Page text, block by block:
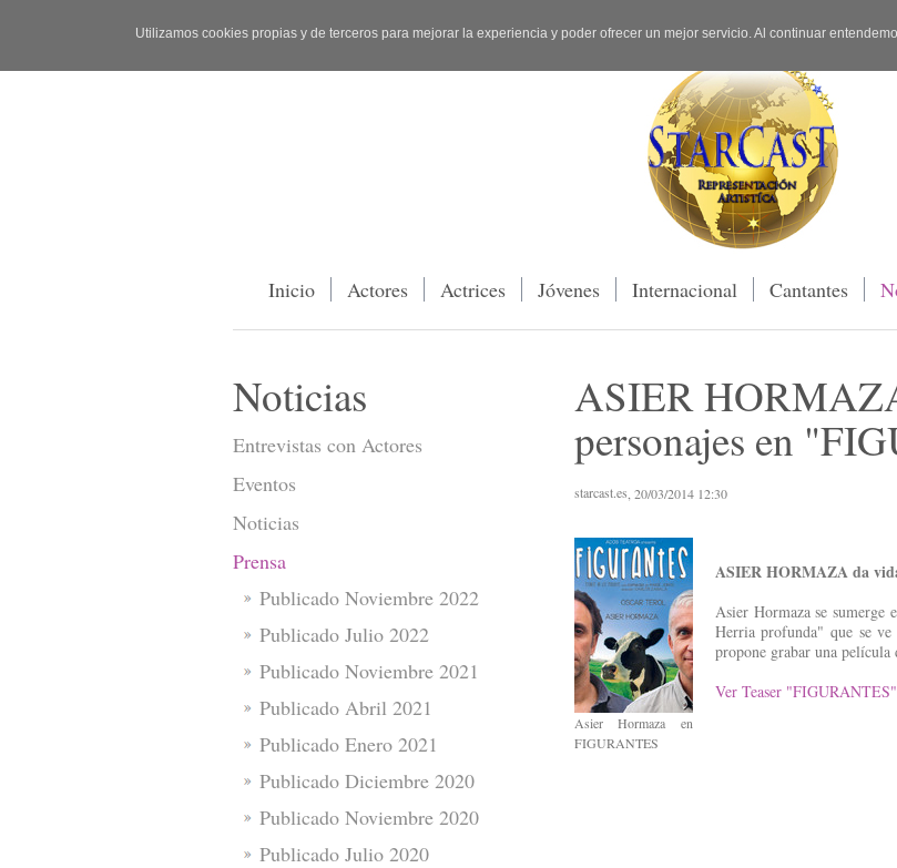
Utilizamos cookies propias y de terceros para mejorar la experiencia y poder ofrecer un mejor servicio. Al continuar
Inicio Actores Actrices Jóvenes Internacional Cantantes
ASIER
personajes en
starcast.es , 20/03/2014 12:30
ASIER HORMAZA da
Asier Hormaza se sumerge
Herria profunda" que se
propone grabar una
Ver Teaser "FIGURANTES"
Asier Hormaza en
FIGURANTES
Noticias
Entrevistas con Actores
Eventos
Noticias
Prensa
Publicado Noviembre 2022
Publicado Julio 2022
Publicado Noviembre 2021
Publicado Abril 2021
Publicado Enero 2021
Publicado Diciembre 2020
Publicado Noviembre 2020
Publicado Julio 2020